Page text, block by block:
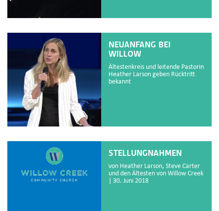
NEUANFANG BEI
WILLOW
Ältestenkreis und leitende Pastorin
Heather Larson geben Rücktritt
bekannt
STELLUNGNAHMEN
von Heather Larson, Steve Carter
und den Ältesten von Willow Creek
| 30. Juni 2018